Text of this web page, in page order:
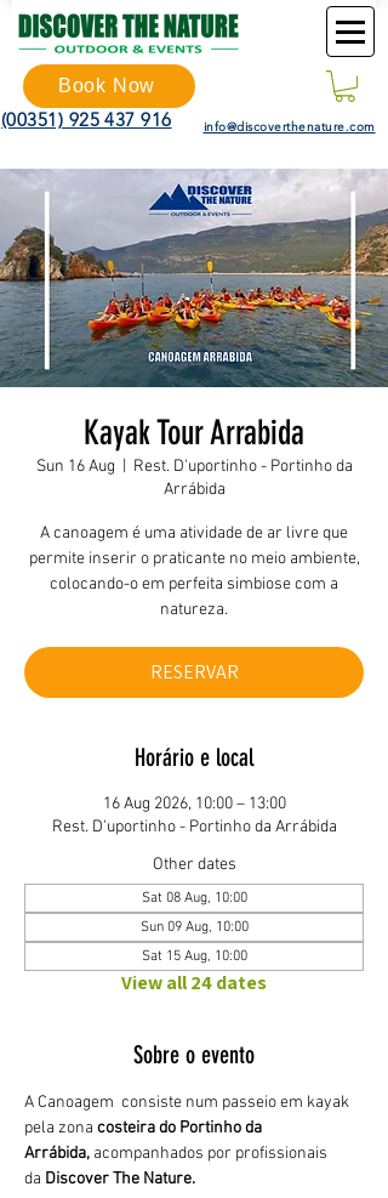
Book Now
(00351) 925 437 916 info@discoverthenature.com
Kayak Tour Arrabida
Sun 16 Aug
Rest. D'uportinho - Portinho da
Arrábida
A canoagem é uma atividade de ar livre que
permite inserir o praticante no meio ambiente,
colocando-o em perfeita simbiose com a
natureza.
RESERVAR
Horário e local
16 Aug 2026, 10:00 – 13:00
Rest. D'uportinho - Portinho da Arrábida
Other dates
Sat 08 Aug, 10:00
Sun 09 Aug, 10:00
Sat 15 Aug, 10:00
View all 24 dates
Sobre o evento
A Canoagem  consiste num passeio em kayak
pela zona costeira do Portinho da
Arrábida, acompanhados por profissionais
da Discover The Nature.